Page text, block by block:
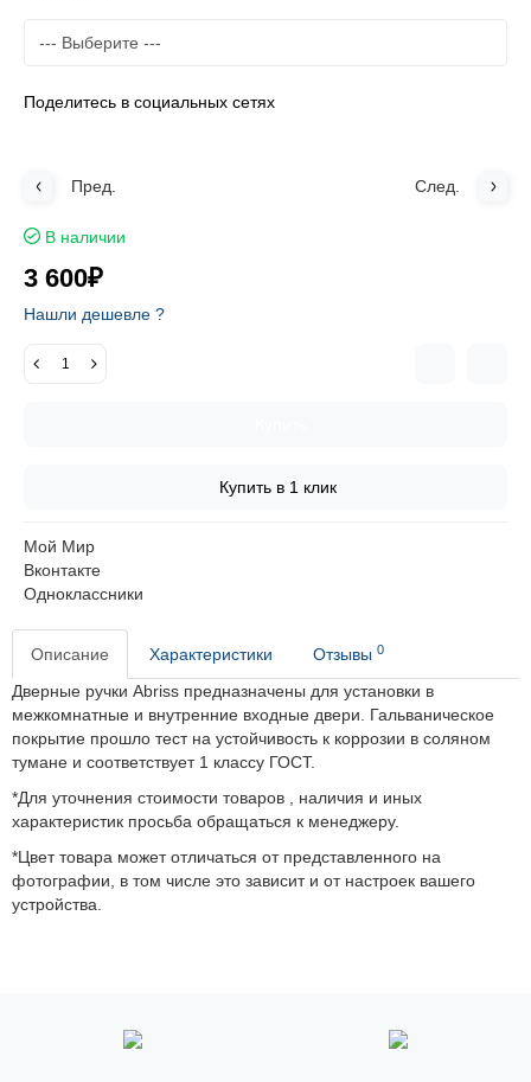
Поделитесь в социальных сетях
Пред. След.
В наличии
3 600₽
Нашли дешевле ?
Купить в 1 клик
Мой Мир
Вконтакте
Одноклассники
Описание Характеристики Отзывы 0
Дверные ручки Abriss предназначены для установки в
межкомнатные и внутренние входные двери. Гальваническое
покрытие прошло тест на устойчивость к коррозии в соляном
тумане и соответствует 1 классу ГОСТ.
*Для уточнения стоимости товаров , наличия и иных
характеристик просьба обращаться к менеджеру.
*Цвет товара может отличаться от представленного на
фотографии, в том числе это зависит и от настроек вашего
устройства.